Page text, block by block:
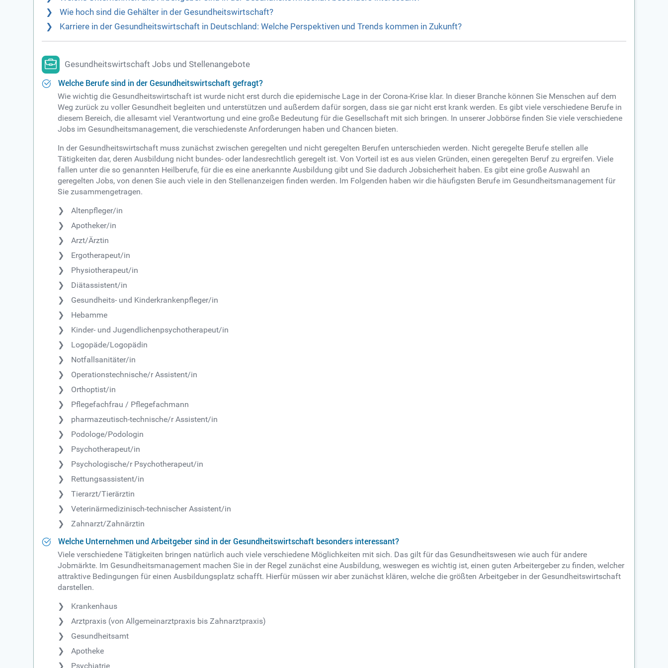
Wie hoch sind die Gehälter in der Gesundheitswirtschaft?
Karriere in der Gesundheitswirtschaft in Deutschland: Welche Perspektiven und Trends kommen in Zukunft?
Gesundheitswirtschaft Jobs und Stellenangebote
Welche Berufe sind in der Gesundheitswirtschaft gefragt?
Wie wichtig die Gesundheitswirtschaft ist wurde nicht erst durch die epidemische Lage in der Corona-Krise klar. In dieser Branche können Sie Menschen auf dem
Weg zurück zu voller Gesundheit begleiten und unterstützen und außerdem dafür sorgen, dass sie gar nicht erst krank werden. Es gibt viele verschiedene Berufe in
diesem Bereich, die allesamt viel Verantwortung und eine große Bedeutung für die Gesellschaft mit sich bringen. In unserer Jobbörse finden Sie viele verschiedene
Jobs im Gesundheitsmanagement, die verschiedenste Anforderungen haben und Chancen bieten.
In der Gesundheitswirtschaft muss zunächst zwischen geregelten und nicht geregelten Berufen unterschieden werden. Nicht geregelte Berufe stellen alle
Tätigkeiten dar, deren Ausbildung nicht bundes- oder landesrechtlich geregelt ist. Von Vorteil ist es aus vielen Gründen, einen geregelten Beruf zu ergreifen. Viele
fallen unter die so genannten Heilberufe, für die es eine anerkannte Ausbildung gibt und Sie dadurch Jobsicherheit haben. Es gibt eine große Auswahl an
geregelten Jobs, von denen Sie auch viele in den Stellenanzeigen finden werden. Im Folgenden haben wir die häufigsten Berufe im Gesundheitsmanagement für
Sie zusammengetragen.
Altenpfleger/in
Apotheker/in
Arzt/Ärztin
Ergotherapeut/in
Physiotherapeut/in
Diätassistent/in
Gesundheits- und Kinderkrankenpfleger/in
Hebamme
Kinder- und Jugendlichenpsychotherapeut/in
Logopäde/Logopädin
Notfallsanitäter/in
Operationstechnische/r Assistent/in
Orthoptist/in
Pflegefachfrau / Pflegefachmann
pharmazeutisch-technische/r Assistent/in
Podologe/Podologin
Psychotherapeut/in
Psychologische/r Psychotherapeut/in
Rettungsassistent/in
Tierarzt/Tierärztin
Veterinärmedizinisch-technischer Assistent/in
Zahnarzt/Zahnärztin
Welche Unternehmen und Arbeitgeber sind in der Gesundheitswirtschaft besonders interessant?
Viele verschiedene Tätigkeiten bringen natürlich auch viele verschiedene Möglichkeiten mit sich. Das gilt für das Gesundheitswesen wie auch für andere
Jobmärkte. Im Gesundheitsmanagement machen Sie in der Regel zunächst eine Ausbildung, weswegen es wichtig ist, einen guten Arbeitergeber zu finden, welcher
attraktive Bedingungen für einen Ausbildungsplatz schafft. Hierfür müssen wir aber zunächst klären, welche die größten Arbeitgeber in der Gesundheitswirtschaft
darstellen.
Krankenhaus
Arztpraxis (von Allgemeinarztpraxis bis Zahnarztpraxis)
Gesundheitsamt
Apotheke
Psychiatrie